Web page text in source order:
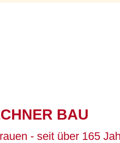
BAU
- seit über 165